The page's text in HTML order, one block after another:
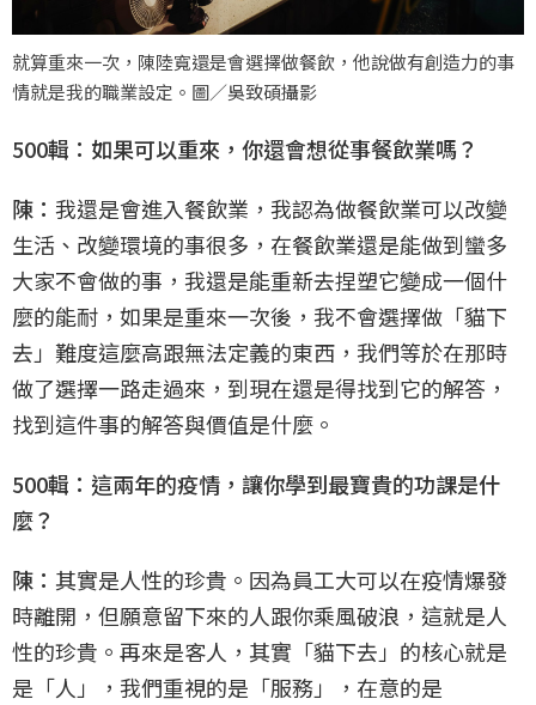
就算重來一次，陳陸寬還是會選擇做餐飲，他說做有創造力的事
情就是我的職業設定。圖／吳致碩攝影
500輯：如果可以重來，你還會想從事餐飲業嗎？
陳： 我還是會進入餐飲業，我認為做餐飲業可以改變
生活、改變環境的事很多，在餐飲業還是能做到蠻多
大家不會做的事，我還是能重新去捏塑它變成一個什
麼的能耐，如果是重來一次後，我不會選擇做「貓下
去」難度這麼高跟無法定義的東西，我們等於在那時
做了選擇一路走過來，到現在還是得找到它的解答，
找到這件事的解答與價值是什麼。
500輯：這兩年的疫情，讓你學到最寶貴的功課是什
麼？
陳： 其實是人性的珍貴。因為員工大可以在疫情爆發
時離開，但願意留下來的人跟你乘風破浪，這就是人
性的珍貴。再來是客人，其實「貓下去」的核心就是
是「人」，我們重視的是「服務」，在意的是